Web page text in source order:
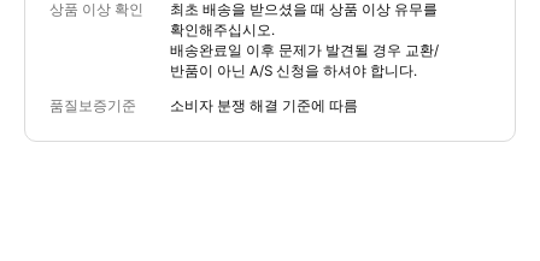
상품 이상 확인
최초 배송을 받으셨을 때 상품 이상 유무를
확인해주십시오.
배송완료일 이후 문제가 발견될 경우 교환/
반품이 아닌 A/S 신청을 하셔야 합니다.
품질보증기준 소비자 분쟁 해결 기준에 따름